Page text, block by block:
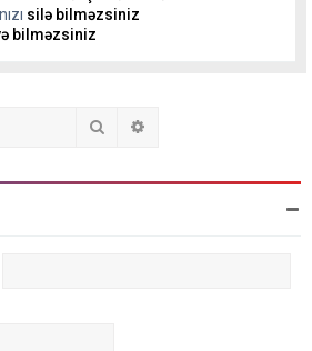
silə bilməzsiniz
bilməzsiniz
Axtar